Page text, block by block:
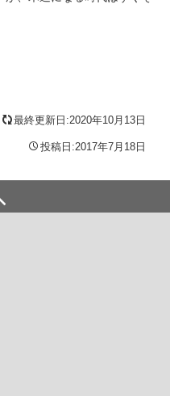
最終更新日:2020年10月13日
投稿日:2017年7月18日